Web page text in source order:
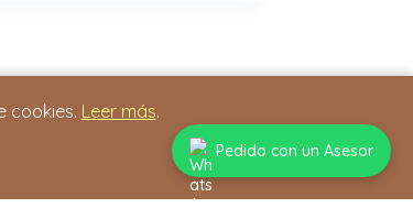
cookies. Leer más.
Pedido con un Asesor